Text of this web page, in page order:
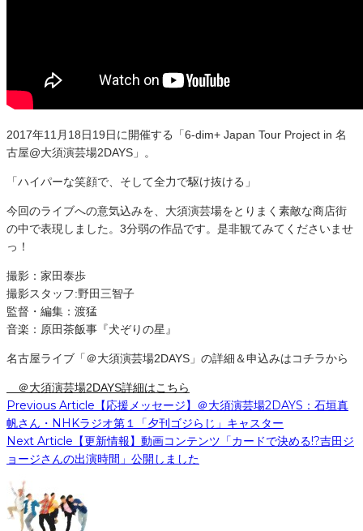
2017年11月18日19日に開催する「6-dim+ Japan Tour Project in 名
古屋@大須演芸場2DAYS」。
「ハイパーな笑顔で、そして全力で駆け抜ける」
今回のライブへの意気込みを、大須演芸場をとりまく素敵な商店街
の中で表現しました。3分弱の作品です。是非観てみてくださいませ
っ！
撮影：家田泰歩
撮影スタッフ:野田三智子
監督・編集：渡猛
音楽：原田茶飯事『犬ぞりの星』
名古屋ライブ「＠大須演芸場2DAYS」の詳細＆申込みはコチラから
＠大須演芸場2DAYS詳細はこちら
Previous Article 【応援メッセージ】＠大須演芸場2DAYS：石垣真
帆さん・NHKラジオ第１「夕刊ゴジらじ」キャスター
Next Article 【更新情報】動画コンテンツ「カードで決める!?吉田ジ
ョージさんの出演時間」公開しました